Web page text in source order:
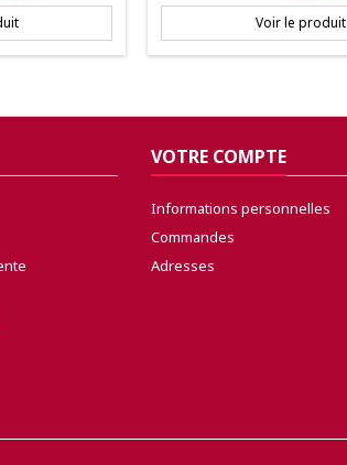
Voir le produit
VOTRE COMPTE
Informations personnelles
Commandes
Adresses